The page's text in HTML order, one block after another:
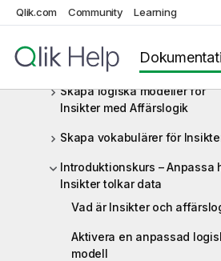
Qlik.com Community Learning
datamodellering
Anpassa logiska modeller för
Insikter
Skapa logiska modeller för
Insikter med Affärslogik
Skapa vokabulärer för
Introduktionskurs – Anpassa
Insikter tolkar data
Vad är Insikter och
Aktivera en anpassad
modell